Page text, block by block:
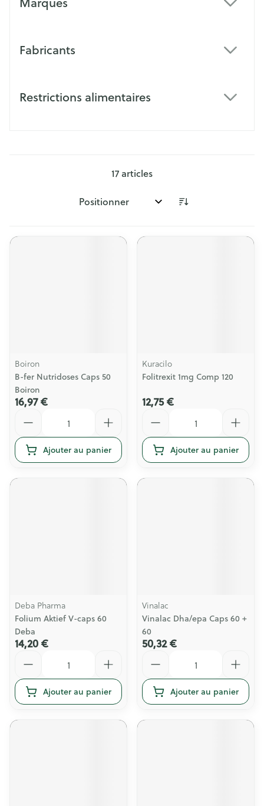
Fabricants
Restrictions alimentaires
17 articles
Trier par:
Boiron
B-fer Nutridoses Caps 50
Boiron
16,97 €
Ajouter au panier
Kuracilo
Folitrexit 1mg Comp 120
12,75 €
Ajouter au panier
Deba Pharma
Folium Aktief V-caps 60
Deba
14,20 €
Ajouter au panier
Vinalac
Vinalac Dha/epa Caps 60 +
60
50,32 €
Ajouter au panier